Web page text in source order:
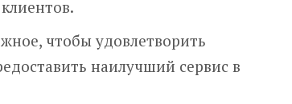
чтобы удовлетворить
наилучший сервис в